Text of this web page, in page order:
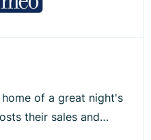
of a great night's
their sales and